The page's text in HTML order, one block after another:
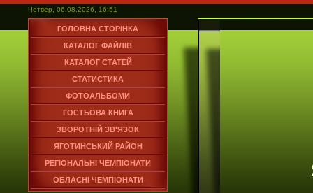
Четвер, 06.08.2026, 16:51
ГОЛОВНА СТОРІНКА
КАТАЛОГ ФАЙЛІВ
КАТАЛОГ СТАТЕЙ
СТАТИСТИКА
ФОТОАЛЬБОМИ
ГОСТЬОВА КНИГА
ЗВОРОТНІЙ ЗВ'ЯЗОК
ЯГОТИНСЬКИЙ РАЙОН
РЕГІОНАЛЬНІ ЧЕМПІОНАТИ
ОБЛАСНІ ЧЕМПІОНАТИ